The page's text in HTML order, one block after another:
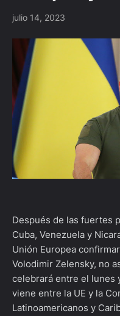
julio 14, 2023
Después de las fuertes
Cuba, Venezuela y
Unión Europea
Volodimir Zelensky, no
celebrará entre el lunes
viene entre la UE y la
Latinoamericanos y